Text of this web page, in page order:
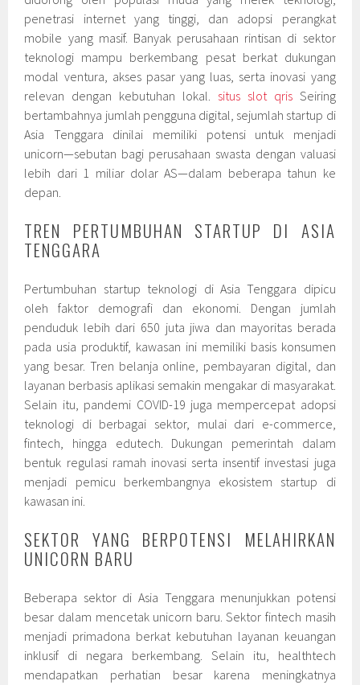
penetrasi internet yang tinggi, dan adopsi perangkat
mobile yang masif. Banyak perusahaan rintisan di sektor
teknologi mampu berkembang pesat berkat dukungan
modal ventura, akses pasar yang luas, serta inovasi yang
relevan dengan kebutuhan lokal. situs slot qrisSeiring
bertambahnya jumlah pengguna digital, sejumlah startup di
Asia Tenggara dinilai memiliki potensi untuk menjadi
unicorn—sebutan bagi perusahaan swasta dengan valuasi
lebih dari 1 miliar dolar AS—dalam beberapa tahun ke
depan.
TREN PERTUMBUHAN STARTUP DI ASIA
TENGGARA
Pertumbuhan startup teknologi di Asia Tenggara dipicu
oleh faktor demografi dan ekonomi. Dengan jumlah
penduduk lebih dari 650 juta jiwa dan mayoritas berada
pada usia produktif, kawasan ini memiliki basis konsumen
yang besar. Tren belanja online, pembayaran digital, dan
layanan berbasis aplikasi semakin mengakar di masyarakat.
Selain itu, pandemi COVID-19 juga mempercepat adopsi
teknologi di berbagai sektor, mulai dari e-commerce,
fintech, hingga edutech. Dukungan pemerintah dalam
bentuk regulasi ramah inovasi serta insentif investasi juga
menjadi pemicu berkembangnya ekosistem startup di
kawasan ini.
SEKTOR YANG BERPOTENSI MELAHIRKAN
UNICORN BARU
Beberapa sektor di Asia Tenggara menunjukkan potensi
besar dalam mencetak unicorn baru. Sektor fintech masih
menjadi primadona berkat kebutuhan layanan keuangan
inklusif di negara berkembang. Selain itu, healthtech
mendapatkan perhatian besar karena meningkatnya